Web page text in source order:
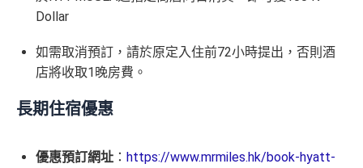
Dollar
如需取消預訂，請於原定入住前72小時提出，否則酒
店將收取1晚房費。
長期住宿優惠
優惠預訂網址 ： https://www.mrmiles.hk/book-hyatt-